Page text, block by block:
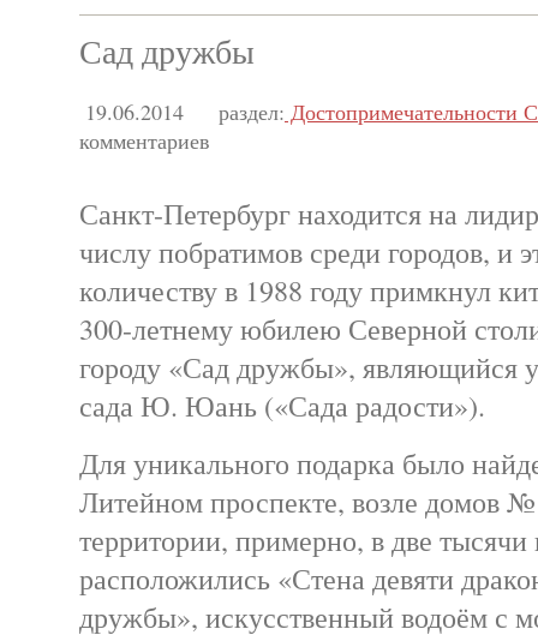
Сад дружбы
19.06.2014 раздел: Достопримечательности
комментариев
Санкт-Петербург находится на
числу побратимов среди городов, и
количеству в 1988 году примкнул
300-летнему юбилею Северной
городу «Сад дружбы», являющийся
сада Ю. Юань («Сада радости»).
Для уникального подарка было
Литейном проспекте, возле домов
территории, примерно, в две тысячи
расположились «Стена девяти
дружбы», искусственный водоём с